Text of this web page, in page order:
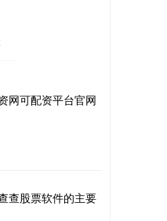
网可配资平台官网
查股票软件的主要